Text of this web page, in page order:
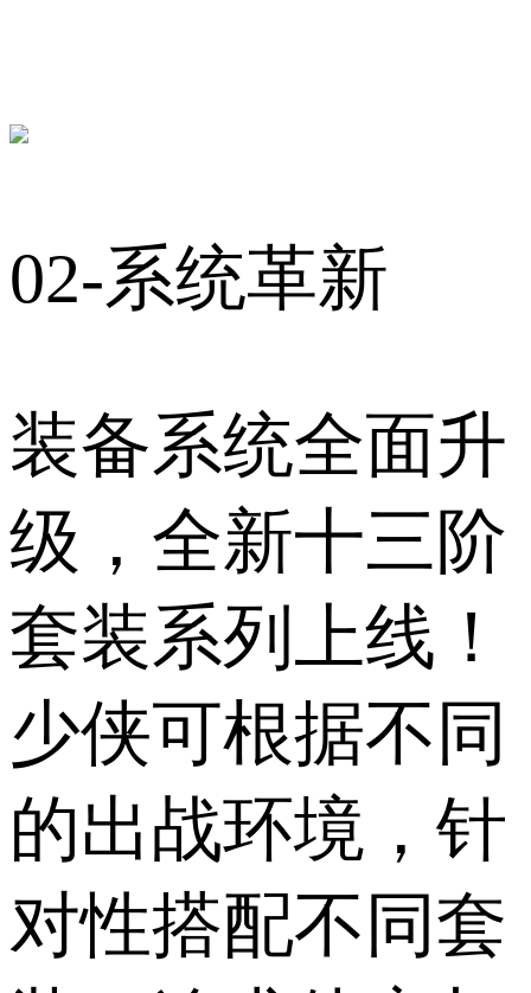
02-系统革新
装备系统全面升
级，全新十三阶
套装系列上线！
少侠可根据不同
的出战环境，针
对性搭配不同套